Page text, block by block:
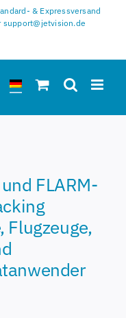
& Expressversand
support@jetvision.de
FLARM-
Flugzeuge,